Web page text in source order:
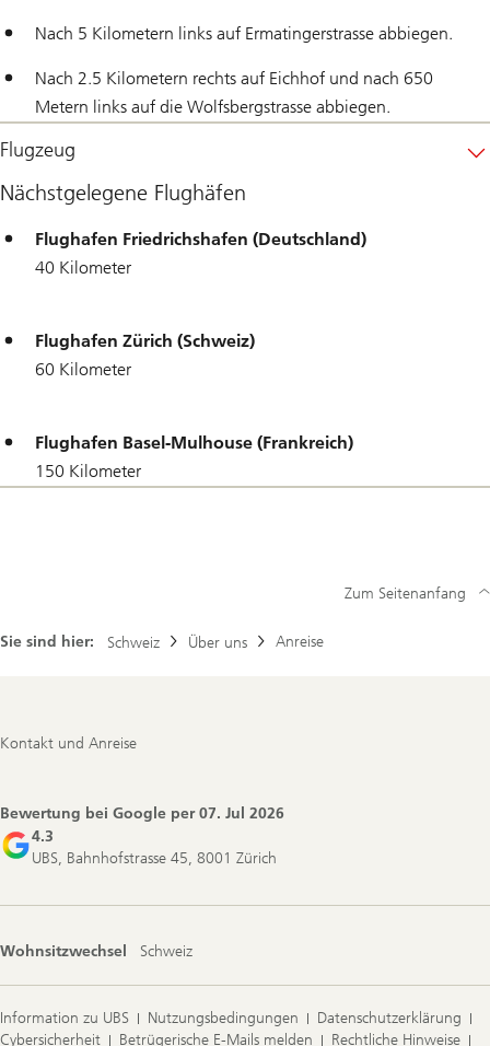
Nach 5 Kilometern links auf Ermatingerstrasse abbiegen.
Nach 2.5 Kilometern rechts auf Eichhof und nach 650
Metern links auf die Wolfsbergstrasse abbiegen.
Flugzeug
Nächstgelegene Flughäfen
Flughafen Friedrichshafen (Deutschland)
40 Kilometer
Flughafen Zürich (Schweiz)
60 Kilometer
Flughafen Basel-Mulhouse (Frankreich)
150 Kilometer
Sie sind hier: Schweiz Über uns Anreise
Zum Seitenanfang
Navigation
Kontakt und Anreise
Bewertung bei Google per07. Jul 2026
4.3
UBS, Bahnhofstrasse 45, 8001 Zürich
Wohnsitzwechsel Schweiz
Information zu UBS Nutzungsbedingungen
Datenschutzerklärung
Cybersicherheit
Betrügerische E-Mails melden Rechtliche Hinweise